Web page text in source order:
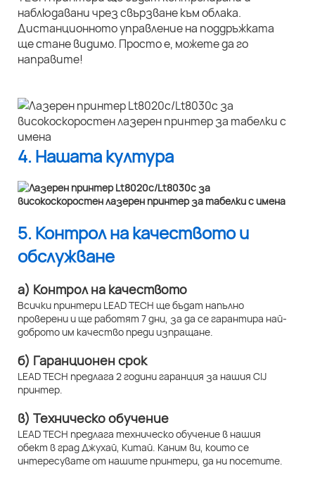
наблюдавани чрез свързване към облака.
Дистанционното управление на поддръжката
ще стане видимо. Просто е, можете да го
направите!
4. Нашата култура
5. Контрол на качеството и
обслужване
а) Контрол на качеството
Всички принтери LEAD TECH ще бъдат напълно
проверени и ще работят 7 дни, за да се гарантира най-
доброто им качество преди изпращане.
б) Гаранционен срок
LEAD TECH предлага 2 години гаранция за нашия CIJ
принтер.
в) Техническо обучение
LEAD TECH предлага техническо обучение в нашия
обект в град Джухай, Китай. Каним ви, които се
интересувате от нашите принтери, да ни посетите.